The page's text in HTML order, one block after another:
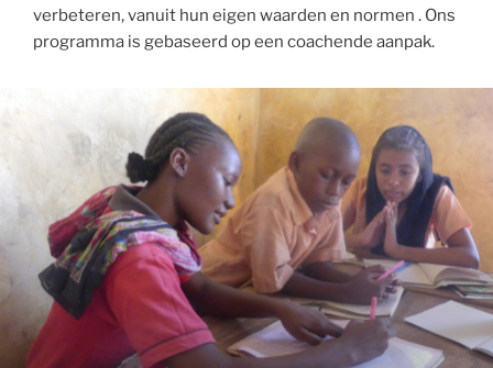
verbeteren, vanuit hun eigen waarden en normen . Ons
programma is gebaseerd op een coachende aanpak.